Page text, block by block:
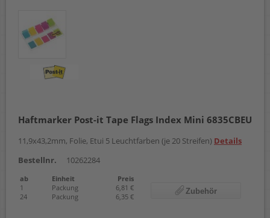
Haftmarker Post-it Tape Flags Index Mini 6835CBEU
11,9x43,2mm, Folie, Etui 5 Leuchtfarben (je 20 Streifen) Details
Bestellnr.
10262284
ab Einheit
Preis
1
Packung
6,81 €
24
Packung 6,35 €
Zubehör